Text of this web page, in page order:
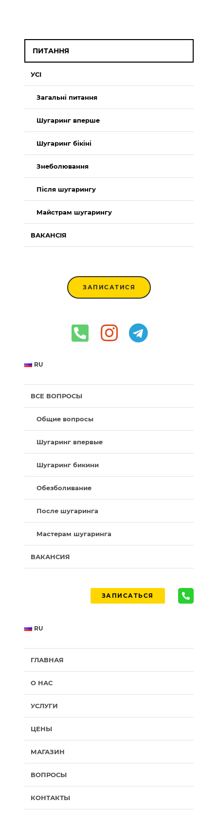
ПИТАННЯ
УСІ
Загальні питання
Шугаринг вперше
Шугаринг бікіні
Знеболювання
Після шугарингу
Майстрам шугарингу
ВАКАНСІЯ
ЗАПИСАТИСЯ
RU
ВСЕ ВОПРОСЫ
Общие вопросы
Шугаринг впервые
Шугаринг бикини
Обезболивание
После шугаринга
Мастерам шугаринга
ВАКАНСИЯ
ЗАПИСАТЬСЯ
RU
ГЛАВНАЯ
О НАС
УСЛУГИ
ЦЕНЫ
МАГАЗИН
ВОПРОСЫ
КОНТАКТЫ